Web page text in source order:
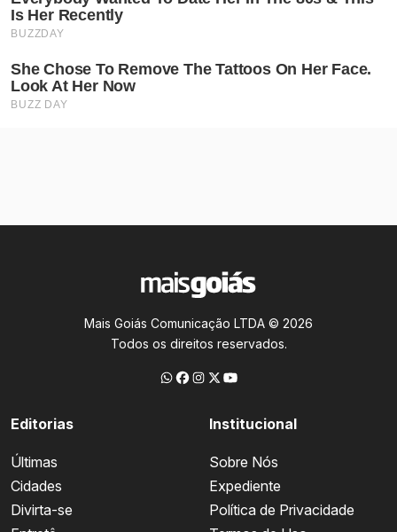
Mais Goiás Comunicação LTDA © 2026
Todos os direitos reservados.
Editorias
Últimas
Cidades
Divirta-se
Institucional
Sobre Nós
Expediente
Política de Privacidade